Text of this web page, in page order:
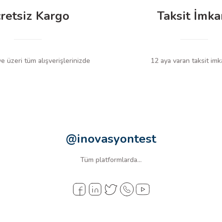
Yaklaşık 5 kez/saniye
Kargo
üzeri tüm alışverişlerinizde
Taksit
12 aya varan taksit
@inovasyontest
Tüm platformlarda...